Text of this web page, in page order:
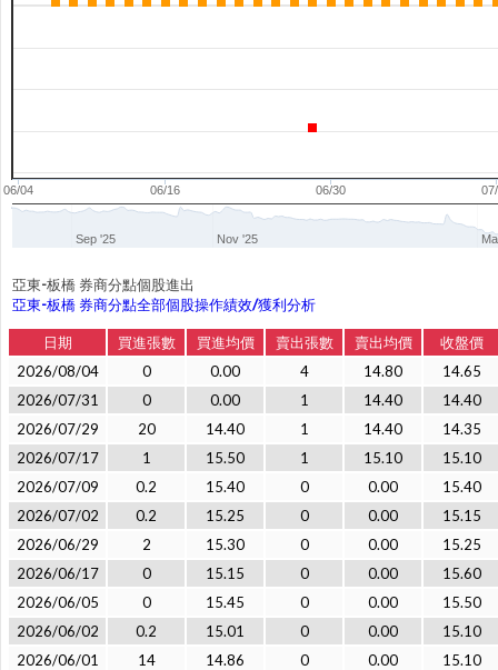
06/04 06/16 06/30
Sep '25 Nov '25
亞東-板橋 券商分點個股進出
亞東-板橋 券商分點全部個股操作績效/獲利分析
日期 買進張數 買進均價 賣出張數 賣出均價
收盤價
2026/08/04
0 0.00 4 14.80
14.65
2026/07/31
0 0.00 1 14.40
14.40
2026/07/29
20 14.40 1 14.40
14.35
2026/07/17
1 15.50 1 15.10
15.10
2026/07/09
0.2 15.40 0 0.00
15.40
2026/07/02
0.2 15.25 0 0.00
15.15
2026/06/29
2 15.30 0 0.00
15.25
2026/06/17
0 15.15 0 0.00
15.60
2026/06/05
0 15.45 0 0.00
15.50
2026/06/02
0.2 15.01 0 0.00
15.10
2026/06/01
14 14.86 0 0.00
15.10